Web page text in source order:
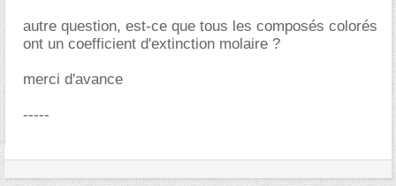
autre question, est-ce que tous les composés colorés
ont un coefficient d'extinction molaire ?
merci d'avance
-----